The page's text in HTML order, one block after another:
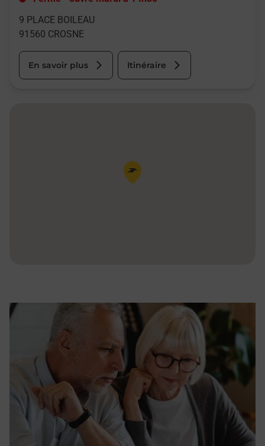
9 PLACE BOILEAU
91560 CROSNE
En savoir plus Itinéraire
Pin de la carte